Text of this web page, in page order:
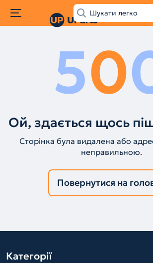
50
Ой, здається щось
Сторінка була видалена або
неправильною.
Повернутися на
Категорії